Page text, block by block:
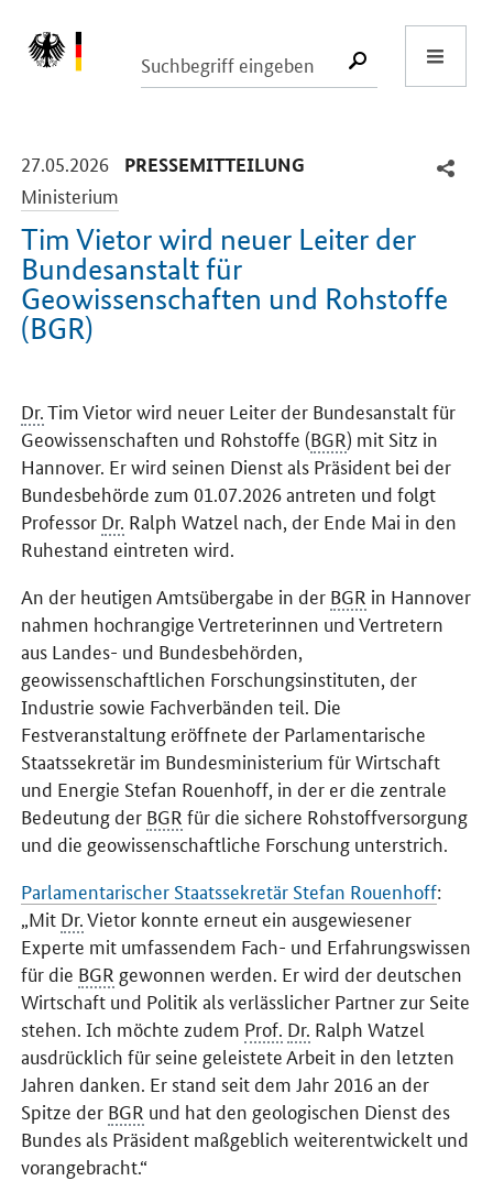
SUCHE
27.05.2026 -
PRESSEMITTEILUNG
Ministerium
Tim Vietor wird neuer Leiter der
Bundesanstalt für
Geowissenschaften und Rohstoffe
(BGR)
Dr.Tim Vietor wird neuer Leiter der Bundesanstalt für
Geowissenschaften und Rohstoffe (BGR) mit Sitz in
Hannover. Er wird seinen Dienst als Präsident bei der
Bundesbehörde zum 01.07.2026 antreten und folgt
Professor Dr. Ralph Watzel nach, der Ende Mai in den
Ruhestand eintreten wird.
An der heutigen Amtsübergabe in der BGR in Hannover
nahmen hochrangige Vertreterinnen und Vertretern
aus Landes- und Bundesbehörden,
geowissenschaftlichen Forschungsinstituten, der
Industrie sowie Fachverbänden teil. Die
Festveranstaltung eröffnete der Parlamentarische
Staatssekretär im Bundesministerium für Wirtschaft
und Energie Stefan Rouenhoff, in der er die zentrale
Bedeutung der BGR für die sichere Rohstoffversorgung
und die geowissenschaftliche Forschung unterstrich.
Parlamentarischer Staatssekretär Stefan Rouenhoff:
„Mit Dr.Vietor konnte erneut ein ausgewiesener
Experte mit umfassendem Fach- und Erfahrungswissen
für die BGR gewonnen werden. Er wird der deutschen
Wirtschaft und Politik als verlässlicher Partner zur Seite
stehen. Ich möchte zudem Prof. Dr. Ralph Watzel
ausdrücklich für seine geleistete Arbeit in den letzten
Jahren danken. Er stand seit dem Jahr 2016 an der
Spitze der BGR und hat den geologischen Dienst des
Bundes als Präsident maßgeblich weiterentwickelt und
vorangebracht.“